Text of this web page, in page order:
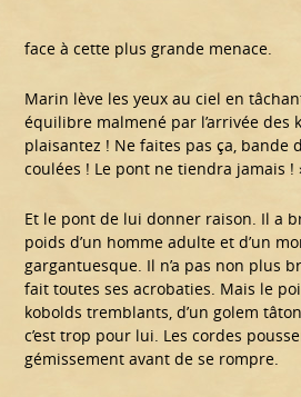
face à cette plus grande menace.
Marin lève les yeux au ciel en
équilibre malmené par l’arrivée des
plaisantez ! Ne faites pas ça, bande
coulées ! Le pont ne tiendra jamais !
Et le pont de lui donner raison. Il a
poids d’un homme adulte et d’un
gargantuesque. Il n’a pas non plus
fait toutes ses acrobaties. Mais le
kobolds tremblants, d’un golem
c’est trop pour lui. Les cordes
gémissement avant de se rompre.